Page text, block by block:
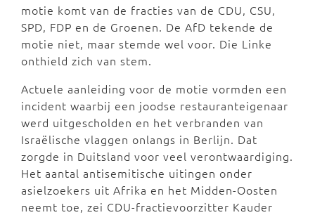
motie komt van de fracties van de CDU, CSU,
SPD, FDP en de Groenen. De AfD tekende de
motie niet, maar stemde wel voor. Die Linke
onthield zich van stem.
Actuele aanleiding voor de motie vormden een
incident waarbij een joodse restauranteigenaar
werd uitgescholden en het verbranden van
Israëlische vlaggen onlangs in Berlijn. Dat
zorgde in Duitsland voor veel verontwaardiging.
Het aantal antisemitische uitingen onder
asielzoekers uit Afrika en het Midden-Oosten
neemt toe, zei CDU-fractievoorzitter Kauder